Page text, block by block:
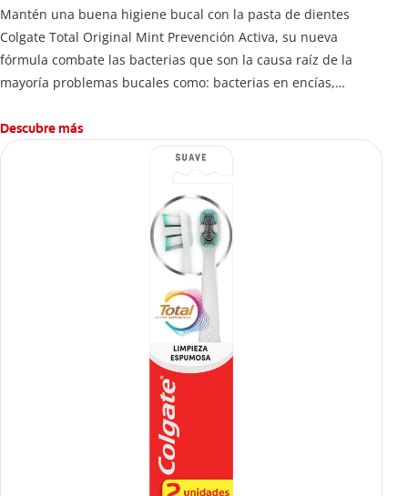
Mantén una buena higiene bucal con la pasta de dientes
Colgate Total Original Mint Prevención Activa, su nueva
fórmula combate las bacterias que son la causa raíz de la
mayoría problemas bucales como: bacterias en encías,
caries.
Descubre más